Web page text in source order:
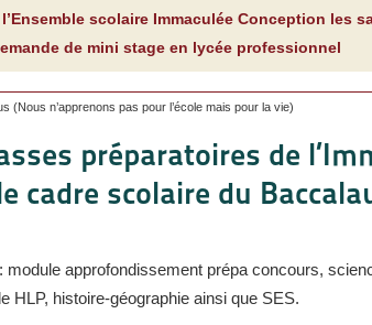
scolaire Immaculée Conception les
de mini stage en lycée professionnel
(Nous n’apprenons pas pour l’école mais pour la vie)
préparatoires de
cadre scolaire du
: module approfondissement prépa concours,
HLP, histoire-géographie ainsi que SES.